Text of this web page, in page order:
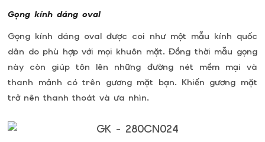
Gọng kính dáng oval
Gọng kính dáng oval được coi như một mẫu kính quốc
dân do phù hợp với mọi khuôn mặt. Đồng thời mẫu gọng
này còn giúp tôn lên những đường nét mềm mại và
thanh mảnh có trên gương mặt bạn. Khiến gương mặt
trở nên thanh thoát và ưa nhìn.